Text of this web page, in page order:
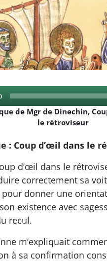
Player
de Mgr de Dinechin,
le rétroviseur
: Coup d’œil dans le
d’œil dans le
correctement sa
donner une
existence avec
recul.
m’expliquait
à sa confirmation